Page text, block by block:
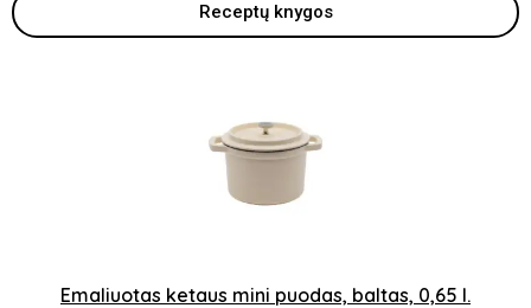
Receptų knygos
Emaliuotas ketaus mini puodas, baltas, 0,65 l.